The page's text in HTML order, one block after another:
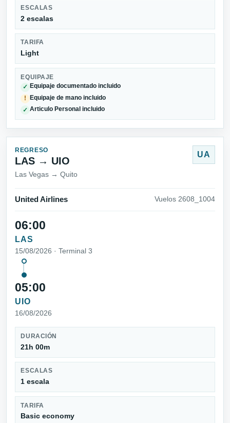
ESCALAS
2 escalas
TARIFA
Light
EQUIPAJE
✓ Equipaje documentado incluido
! Equipaje de mano incluido
✓ Articulo Personal incluido
REGRESO
LAS → UIO
Las Vegas → Quito
UA
United Airlines Vuelos 2608_1004
06:00
LAS
15/08/2026 · Terminal 3
05:00
UIO
16/08/2026
DURACIÓN
21h 00m
ESCALAS
1 escala
TARIFA
Basic economy